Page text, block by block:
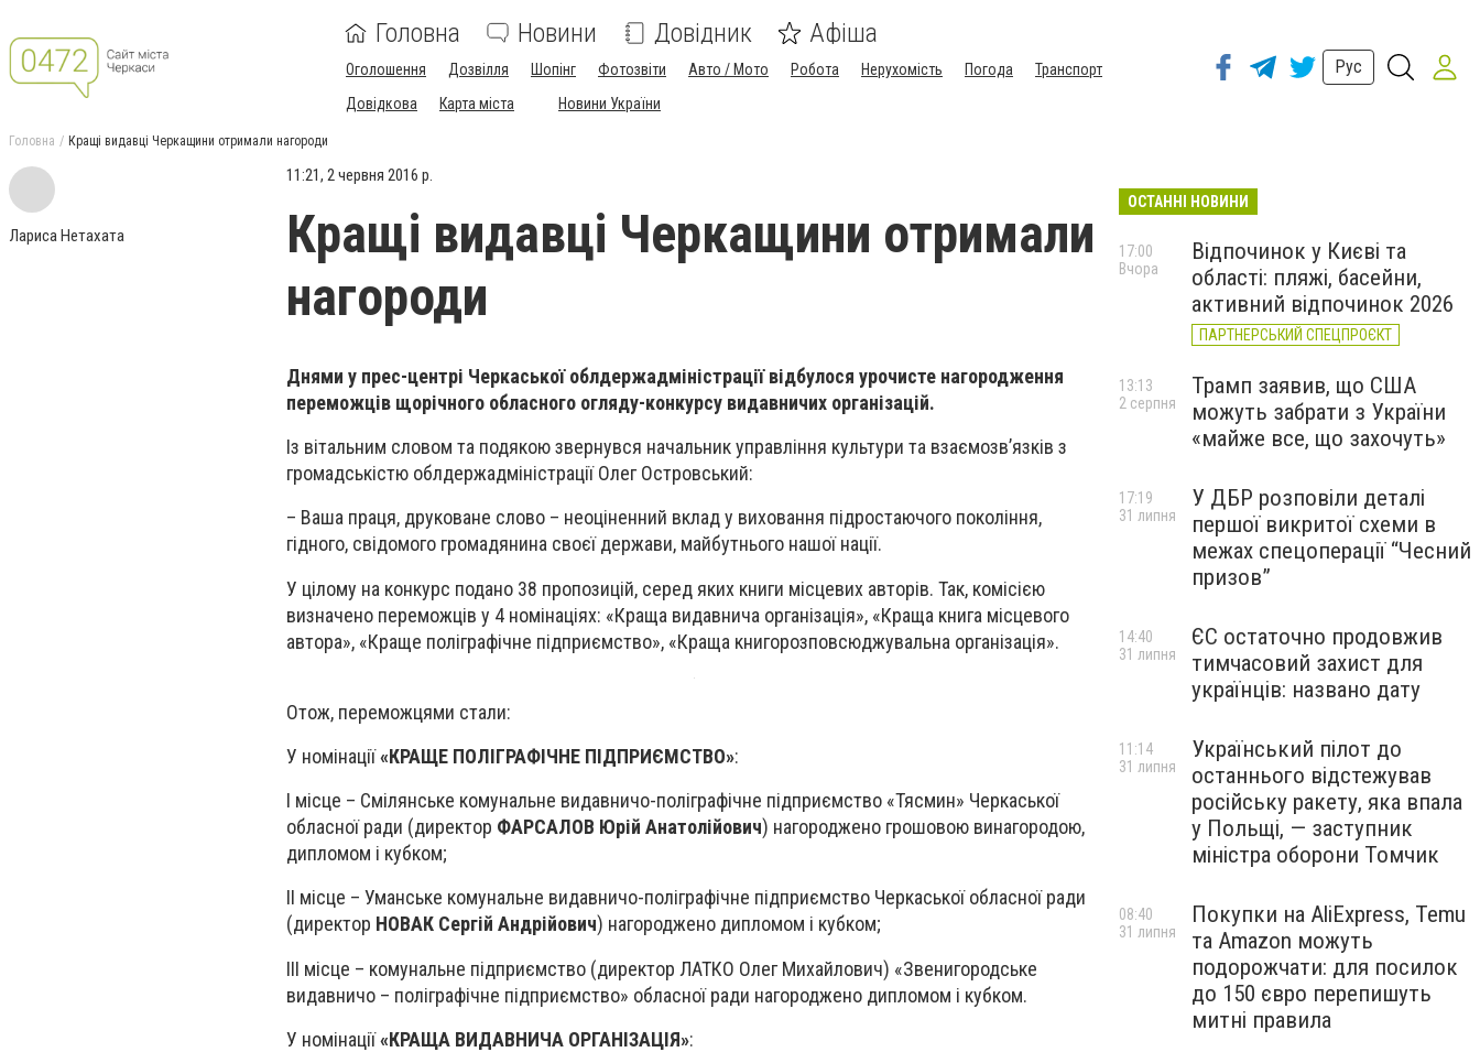
Головна Новини Довідник Афіша
Оголошення Дозвілля Шопінг Фотозвіти Авто / Мото Робота Нерухомість Погода
Транспорт
Довідкова
Карта міста Новини України
Рус
Головна Кращі видавці Черкащини отримали нагороди
Лариса Нетахата
11:21, 2 червня 2016 р.
Кращі видавці Черкащини отримали
нагороди
Днями у прес-центрі Черкаської облдержадміністрації відбулося урочисте нагородження
переможців щорічного обласного огляду-конкурсу видавничих організацій.
Із вітальним словом та подякою звернувся начальник управління культури та взаємозв’язків з
громадськістю облдержадміністрації Олег Островський:
– Ваша праця, друковане слово – неоціненний вклад у виховання підростаючого покоління,
гідного, свідомого громадянина своєї держави, майбутнього нашої нації.
У цілому на конкурс подано 38 пропозицій, серед яких книги місцевих авторів. Так, комісією
визначено переможців у 4 номінаціях: «Краща видавнича організація», «Краща книга місцевого
автора», «Краще поліграфічне підприємство», «Краща книгорозповсюджувальна організація».
Отож, переможцями стали:
У номінації«КРАЩЕ ПОЛІГРАФІЧНЕ ПІДПРИЄМСТВО»:
І місце – Смілянське комунальне видавничо-поліграфічне підприємство «Тясмин» Черкаської
обласної ради (директор ФАРСАЛОВ Юрій Анатолійович) нагороджено грошовою винагородою,
дипломом і кубком;
ІІ місце – Уманське комунальне видавничо-поліграфічне підприємство Черкаської обласної ради
(директор НОВАК Сергій Андрійович) нагороджено дипломом і кубком;
ІІІ місце – комунальне підприємство (директор ЛАТКО Олег Михайлович) «Звенигородське
видавничо – поліграфічне підприємство» обласної ради нагороджено дипломом і кубком.
У номінації«КРАЩА ВИДАВНИЧА ОРГАНІЗАЦІЯ»:
ОСТАННІ НОВИНИ
Відпочинок у Києві та
області: пляжі, басейни,
активний відпочинок 2026
ПАРТНЕРСЬКИЙ СПЕЦПРОЄКТ
17:00
Вчора
Трамп заявив, що США
можуть забрати з України
«майже все, що захочуть»
13:13
2 серпня
У ДБР розповіли деталі
першої викритої схеми в
межах спецоперації “Чесний
призов”
17:19
31 липня
ЄС остаточно продовжив
тимчасовий захист для
українців: названо дату
14:40
31 липня
Український пілот до
останнього відстежував
російську ракету, яка впала
у Польщі, — заступник
міністра оборони Томчик
11:14
31 липня
Покупки на AliExpress, Temu
та Amazon можуть
подорожчати: для посилок
до 150 євро перепишуть
митні правила
08:40
31 липня